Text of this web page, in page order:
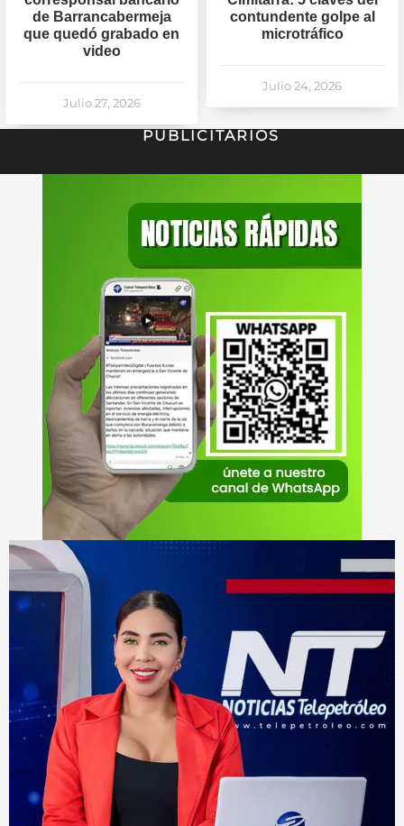
de Barrancabermeja
que quedó grabado en
video
Julio 27, 2026
contundente golpe al
microtráfico
Julio 24, 2026
PUBLICITARIOS